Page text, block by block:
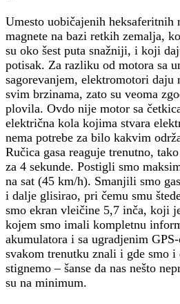
Umesto uobičajenih
magnete na bazi retkih zemalja,
su oko šest puta snažniji, i koji
potisak. Za razliku od motora sa
sagorevanjem, elektromotori daju
svim brzinama, zato su veoma
plovila. Ovdo nije motor sa
električna kola kojima stvara
nema potrebe za bilo kakvim
Ručica gasa reaguje trenutno,
za 4 sekunde. Postigli smo
na sat (45 km/h). Smanjili smo
i dalje glisirao, pri čemu smu
smo ekran vleičine 5,7 inča, koji
kojem smo imali kompletnu
akumulatora i sa ugradjenim
svakom trenutku znali i gde smo i
stignemo – šanse da nas nešto
su na minimum.